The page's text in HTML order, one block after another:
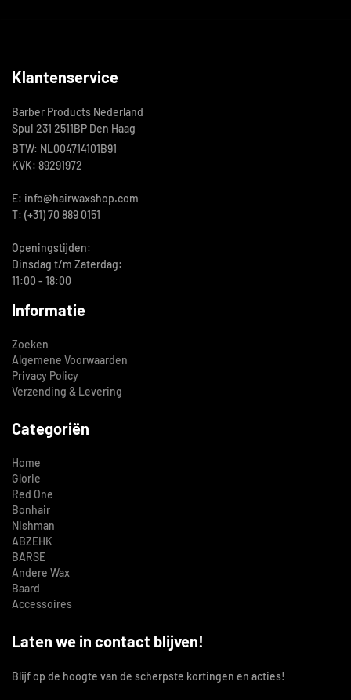
Klantenservice
Barber Products Nederland
Spui 231 2511BP Den Haag
BTW: NL004714101B91
KVK: 89291972
E: info@hairwaxshop.com
T: (+31) 70 889 0151
Openingstijden:
Dinsdag t/m Zaterdag:
11:00 - 18:00
Informatie
Zoeken
Algemene Voorwaarden
Privacy Policy
Verzending & Levering
Categoriën
Home
Glorie
Red One
Bonhair
Nishman
ABZEHK
BARSE
Andere Wax
Baard
Accessoires
Laten we in contact blijven!
Blijf op de hoogte van de scherpste kortingen en acties!